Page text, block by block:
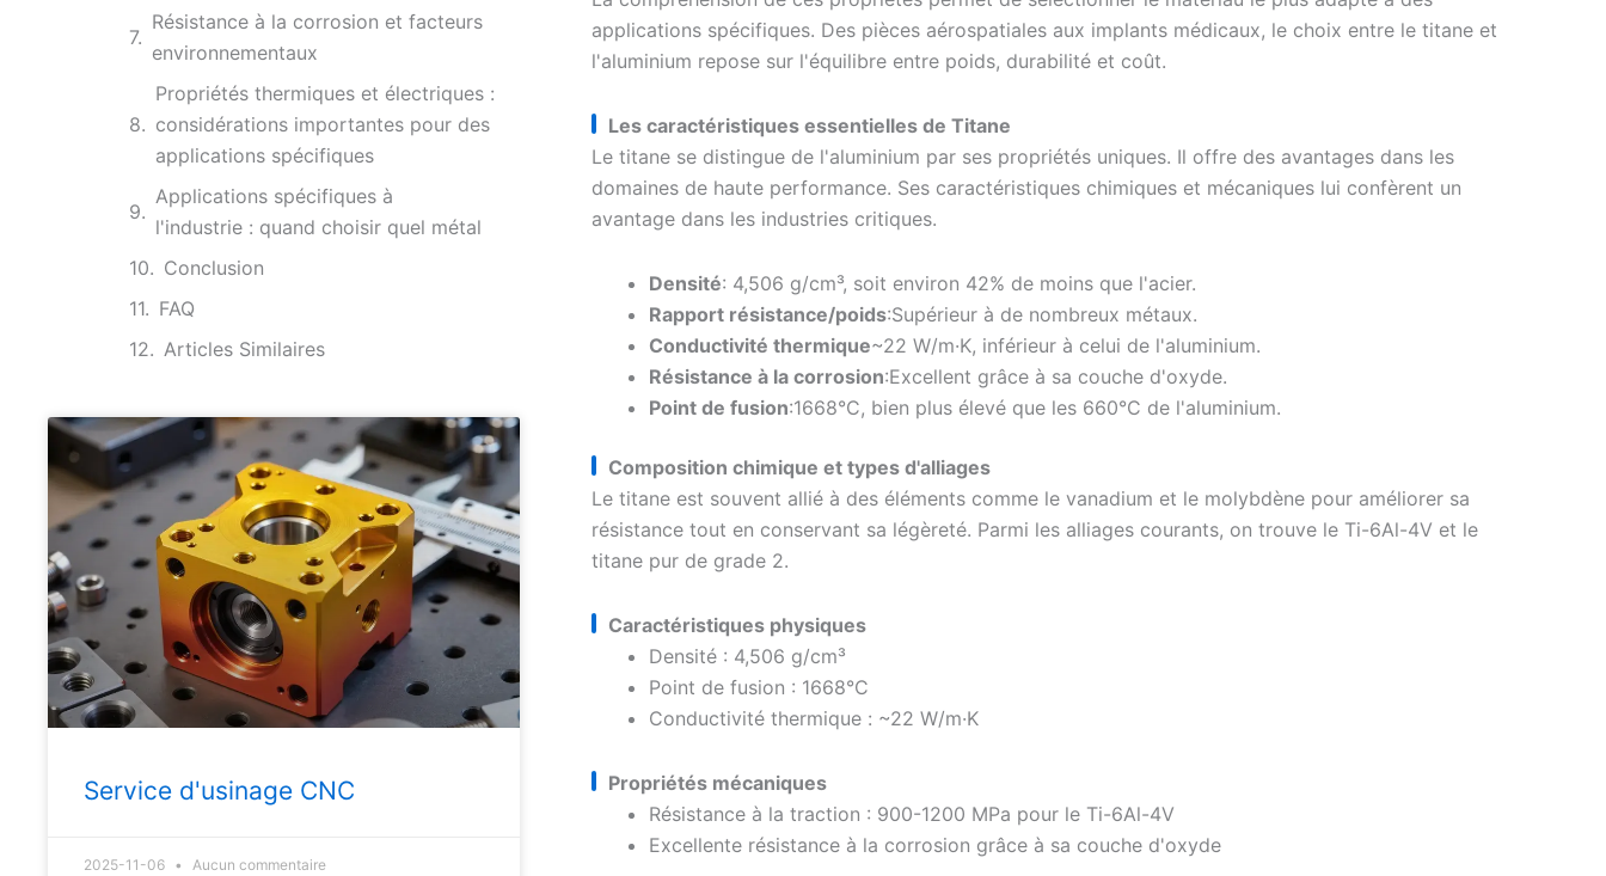
Résistance à la corrosion et facteurs
environnementaux
Propriétés thermiques et électriques :
considérations importantes pour des
applications spécifiques
Applications spécifiques à
l'industrie : quand choisir quel métal
Conclusion
FAQ
Articles Similaires
Service d'usinage CNC
2025-11-06 Aucun commentaire
applications spécifiques. Des pièces aérospatiales aux implants médicaux, le choix entre le titane et
l'aluminium repose sur l'équilibre entre poids, durabilité et coût.
Les caractéristiques essentielles de Titane
Le titane se distingue de l'aluminium par ses propriétés uniques. Il offre des avantages dans les
domaines de haute performance. Ses caractéristiques chimiques et mécaniques lui confèrent un
avantage dans les industries critiques.
Densité: 4,506 g/cm³, soit environ 42% de moins que l'acier.
Rapport résistance/poids:Supérieur à de nombreux métaux.
Conductivité thermique~22 W/m·K, inférieur à celui de l'aluminium.
Résistance à la corrosion:Excellent grâce à sa couche d'oxyde.
Point de fusion:1668°C, bien plus élevé que les 660°C de l'aluminium.
Composition chimique et types d'alliages
Le titane est souvent allié à des éléments comme le vanadium et le molybdène pour améliorer sa
résistance tout en conservant sa légèreté. Parmi les alliages courants, on trouve le Ti-6Al-4V et le
titane pur de grade 2.
Caractéristiques physiques
Densité : 4,506 g/cm³
Point de fusion : 1668°C
Conductivité thermique : ~22 W/m·K
Propriétés mécaniques
Résistance à la traction : 900-1200 MPa pour le Ti-6Al-4V
Excellente résistance à la corrosion grâce à sa couche d'oxyde